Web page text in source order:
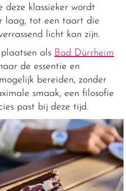
deze klassieker wordt
laag, tot een taart die
licht kan zijn.
als Bad Dürrheim
de essentie en
bereiden, zonder
smaak, een filosofie
past bij deze tijd.